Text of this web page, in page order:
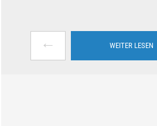
← WEITER LESEN